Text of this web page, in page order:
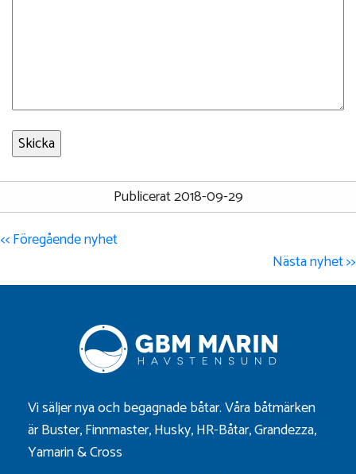
Publicerat 2018-09-29
<< Föregående nyhet
Nästa nyhet >>
Vi säljer nya och begagnade båtar. Våra båtmärken
ärBuster,Finnmaster,Husky,HR-Båtar,Grandezza,
Yamarin&Cross